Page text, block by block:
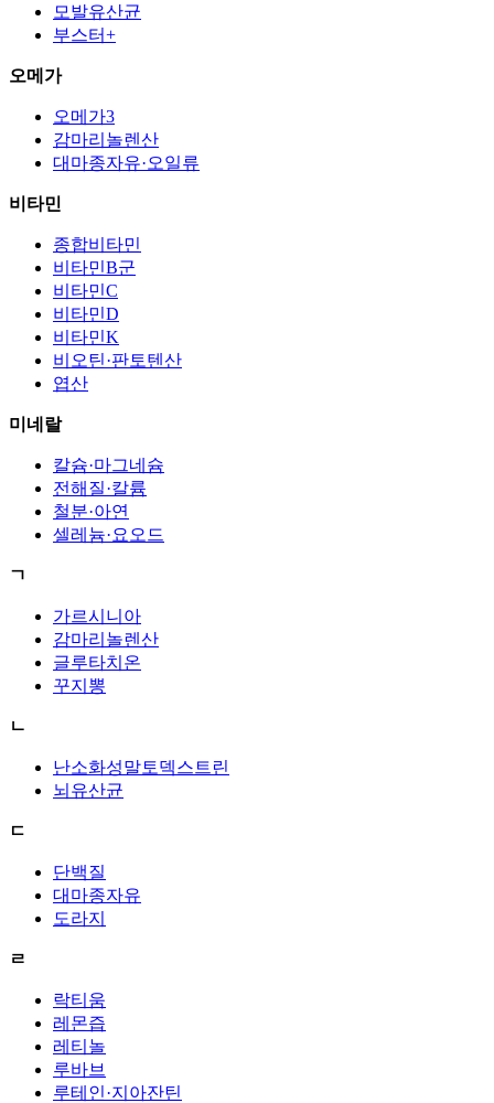
모발유산균
부스터+
오메가
오메가3
감마리놀렌산
대마종자유·오일류
비타민
종합비타민
비타민B군
비타민C
비타민D
비타민K
비오틴·판토텐산
엽산
미네랄
칼슘·마그네슘
전해질·칼륨
철분·아연
셀레늄·요오드
ㄱ
가르시니아
감마리놀렌산
글루타치온
꾸지뽕
ㄴ
난소화성말토덱스트린
뇌유산균
ㄷ
단백질
대마종자유
도라지
ㄹ
락티움
레몬즙
레티놀
루바브
루테인·지아잔틴